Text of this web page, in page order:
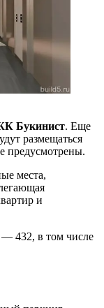
Букинист. Еще
размещаться
предусмотрены.
места,
и
432, в том числе